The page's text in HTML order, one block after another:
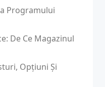
Programului
De Ce Magazinul
Opțiuni Și